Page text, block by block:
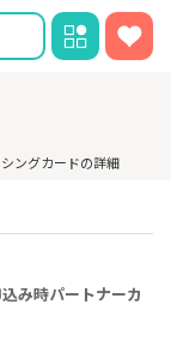
ングカードの詳細
み時パートナーカ